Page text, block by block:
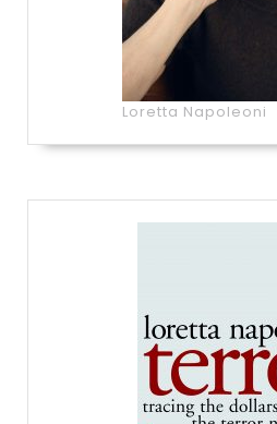
Loretta Napoleoni